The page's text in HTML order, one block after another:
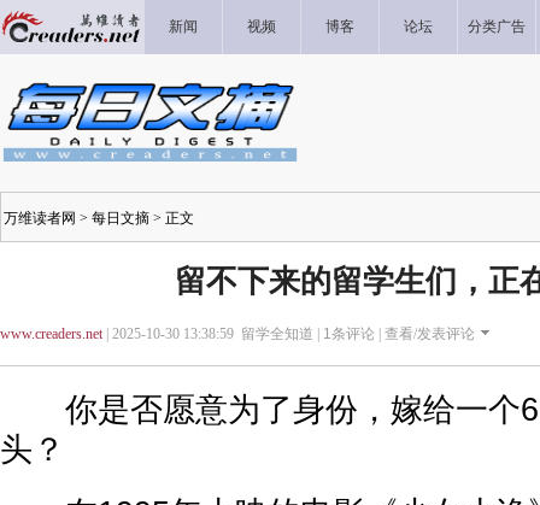
新闻 视频 博客 论坛 分类广告
万维读者网 > 每日文摘 > 正文
留不下来的留学生们，正
www.creaders.net| 2025-10-30 13:38:59 留学全知道 | 1条评论 | 查看/发表评论
你是否愿意为了身份，嫁给一个
头？